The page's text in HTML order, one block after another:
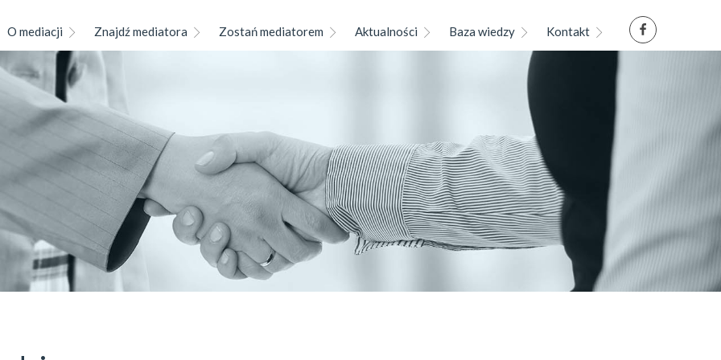
O mediacji Znajdź mediatora Zostań mediatorem Aktualności Baza wiedzy Kontakt